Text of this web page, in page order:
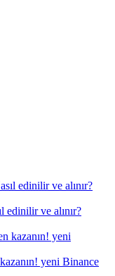
ve alınır?
yeni Binance